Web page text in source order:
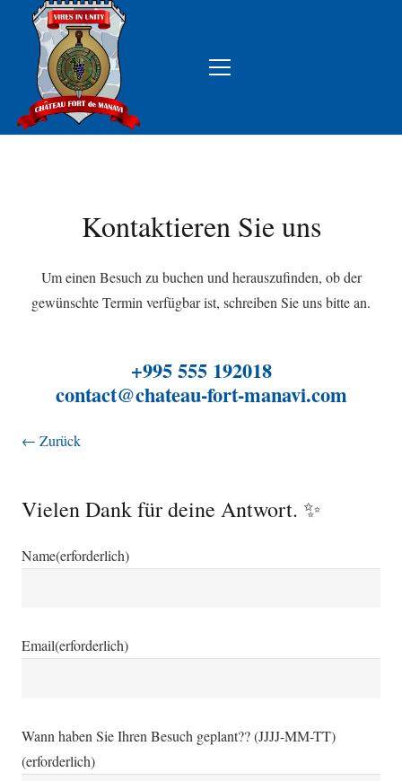
Kontaktieren Sie uns
Um einen Besuch zu buchen und herauszufinden, ob der
gewünschte Termin verfügbar ist, schreiben Sie uns bitte an.
+995 555 192018
contact@chateau-fort-manavi.com
← Zurück
Vielen Dank für deine Antwort. ✨
Name(erforderlich)
Email(erforderlich)
Wann haben Sie Ihren Besuch geplant?? (JJJJ-MM-TT)
(erforderlich)